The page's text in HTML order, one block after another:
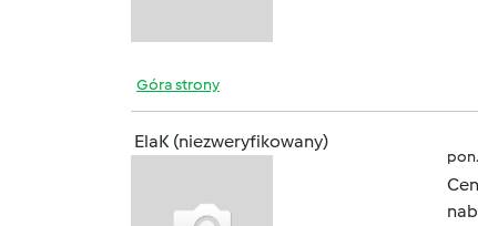
Góra strony
ElaK (niezweryfikowany)